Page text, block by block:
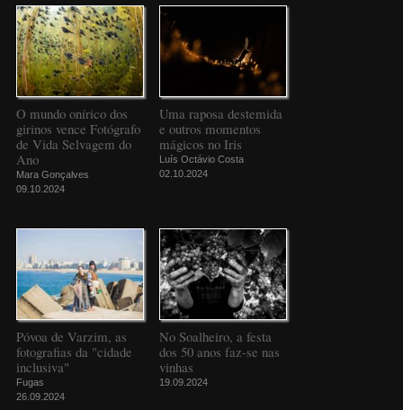
O mundo onírico dos
girinos vence Fotógrafo
de Vida Selvagem do
Ano
Mara Gonçalves
09.10.2024
Uma raposa destemida
e outros momentos
mágicos no Iris
Luís Octávio Costa
02.10.2024
Póvoa de Varzim, as
fotografias da "cidade
inclusiva"
Fugas
26.09.2024
No Soalheiro, a festa
dos 50 anos faz-se nas
vinhas
19.09.2024